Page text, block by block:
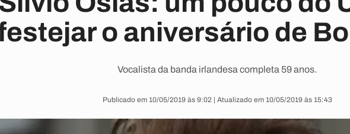
o aniversário de
Vocalista da banda irlandesa completa 59 anos.
Publicado em 10/05/2019 às 9:02 | Atualizado em 10/05/2019 às 15:43